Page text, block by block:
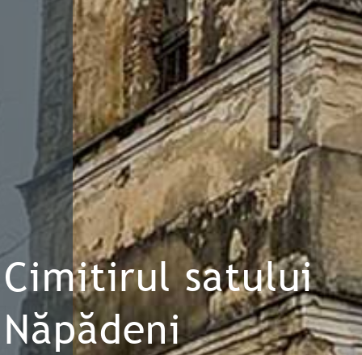
Cimitirul satului
Năpădeni